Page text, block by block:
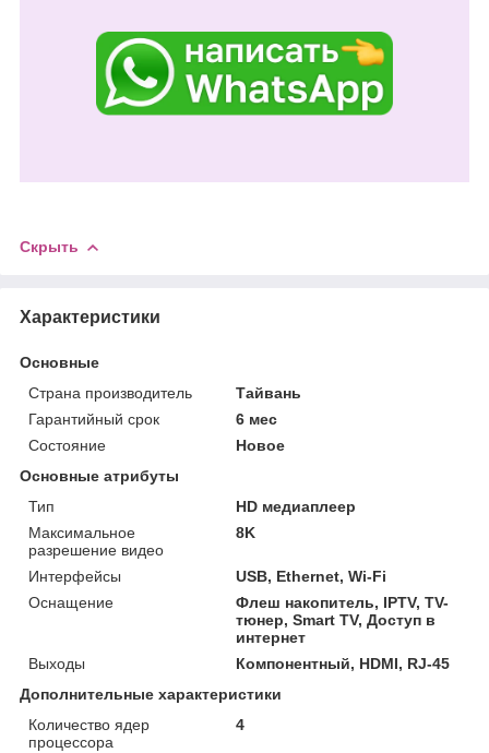
Скрыть
Характеристики
Основные
Страна производитель
Тайвань
Гарантийный срок
6 мес
Состояние
Новое
Основные атрибуты
Тип
HD медиаплеер
Максимальное
разрешение видео
8K
Интерфейсы
USB, Ethernet, Wi-Fi
Оснащение
Флеш накопитель, IPTV, TV-
тюнер, Smart TV, Доступ в
интернет
Выходы
Компонентный, HDMI, RJ-45
Дополнительные характеристики
Количество ядер
процессора
4